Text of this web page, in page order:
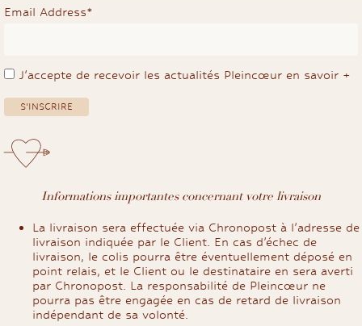
Email Address*
J'accepte de recevoir les actualités Pleincœur en savoir +
Informations importantes concernant votre livraison
La livraison sera effectuée via Chronopost à l’adresse de
livraison indiquée par le Client. En cas d’échec de
livraison, le colis pourra être éventuellement déposé en
point relais, et le Client ou le destinataire en sera averti
par Chronopost. La responsabilité de Pleincœur ne
pourra pas être engagée en cas de retard de livraison
indépendant de sa volonté.